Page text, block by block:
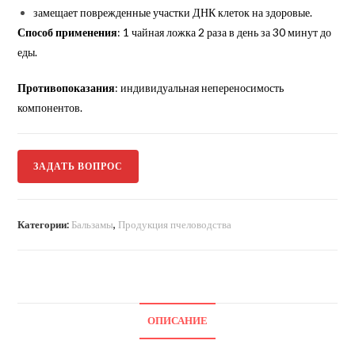
замещает поврежденные участки ДНК клеток на здоровые.
Способ применения: 1 чайная ложка 2 раза в день за 30 минут до
еды.
Противопоказания: индивидуальная непереносимость
компонентов.
ЗАДАТЬ ВОПРОС
Категории: Бальзамы, Продукция пчеловодства
ОПИСАНИЕ